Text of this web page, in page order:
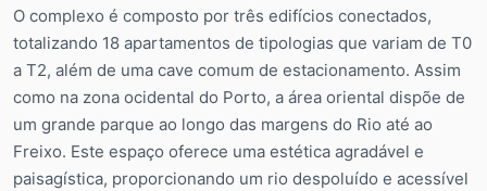
O complexo é composto por três edifícios conectados,
totalizando 18 apartamentos de tipologias que variam de T0
a T2, além de uma cave comum de estacionamento. Assim
como na zona ocidental do Porto, a área oriental dispõe de
um grande parque ao longo das margens do Rio até ao
Freixo. Este espaço oferece uma estética agradável e
paisagística, proporcionando um rio despoluído e acessível